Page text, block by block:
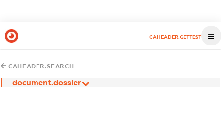
CAHEADER.GETTEST
CAHEADER.SEARCH
document.dossier